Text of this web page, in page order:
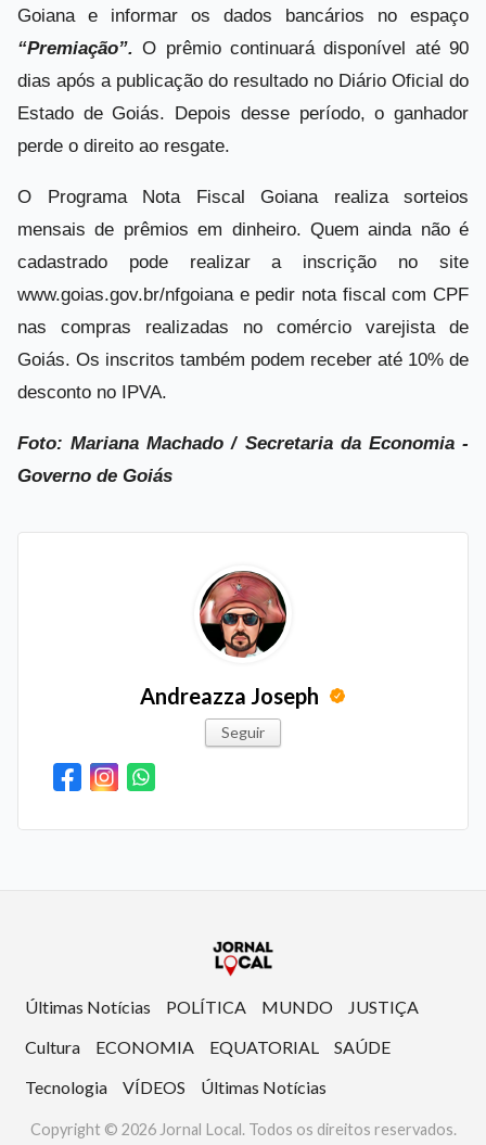
Goiana e informar os dados bancários no espaço
“Premiação”. O prêmio continuará disponível até 90
dias após a publicação do resultado no Diário Oficial do
Estado de Goiás. Depois desse período, o ganhador
perde o direito ao resgate.
O Programa Nota Fiscal Goiana realiza sorteios
mensais de prêmios em dinheiro. Quem ainda não é
cadastrado pode realizar a inscrição no site
www.goias.gov.br/nfgoiana e pedir nota fiscal com CPF
nas compras realizadas no comércio varejista de
Goiás. Os inscritos também podem receber até 10% de
desconto no IPVA.
Foto: Mariana Machado / Secretaria da Economia -
Governo de Goiás
Andreazza Joseph
Seguir
Últimas Notícias POLÍTICA MUNDO
JUSTIÇA
Cultura
ECONOMIA EQUATORIAL
SAÚDE
Tecnologia
VÍDEOS Últimas Notícias
Copyright © 2026 Jornal Local. Todos os direitos reservados.